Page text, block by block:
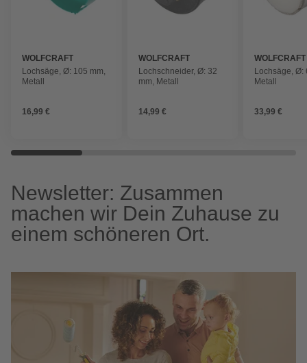
WOLFCRAFT
Lochsäge, Ø: 105 mm,
Metall
16,99 €
WOLFCRAFT
Lochschneider, Ø: 32
mm, Metall
14,99 €
WOLFCRAFT
Lochsäge, Ø:
Metall
33,99 €
Newsletter: Zusammen
machen wir Dein Zuhause zu
einem schöneren Ort.